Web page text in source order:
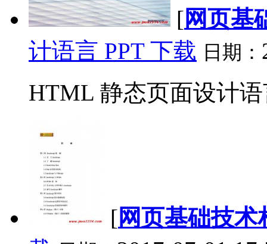
[ 网页基
计语言 PPT 下载 日期：
HTML 静态页面设计语
[ 网页基础技术